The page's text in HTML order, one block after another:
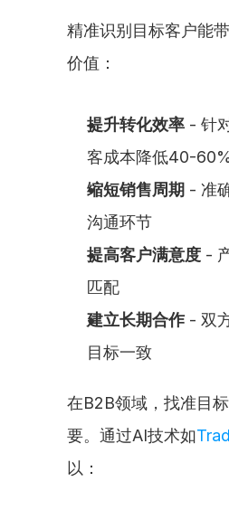
精准识别目标客户能
价值：
提升转化效率 - 针
客成本降低40-
缩短销售周期 - 准
沟通环节
提高客户满意度 -
匹配
建立长期合作 - 双
目标一致
在B2B领域，找准目
要。通过AI技术如
以：